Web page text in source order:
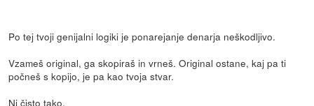
Po tej tvoji genijalni logiki je ponarejanje denarja neškodljivo.
Vzameš original, ga skopiraš in vrneš. Original ostane, kaj pa ti
počneš s kopijo, je pa kao tvoja stvar.
Ni čisto tako.